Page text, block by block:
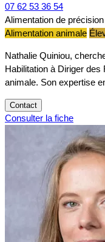
07 62 53 36 54
Alimentation de précision
Alimentation animale
Nathalie Quiniou,
Habilitation à Diriger
animale. Son expertise
Contact
Consulter la fiche